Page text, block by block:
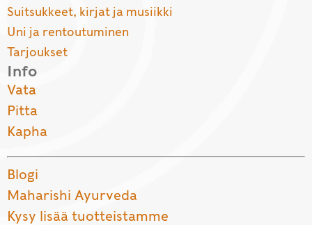
Suitsukkeet, kirjat ja musiikki
Uni ja rentoutuminen
Tarjoukset
Info
Vata
Pitta
Kapha
Blogi
Maharishi Ayurveda
Kysy lisää tuotteistamme